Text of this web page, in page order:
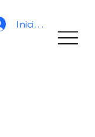
Iniciar sesión